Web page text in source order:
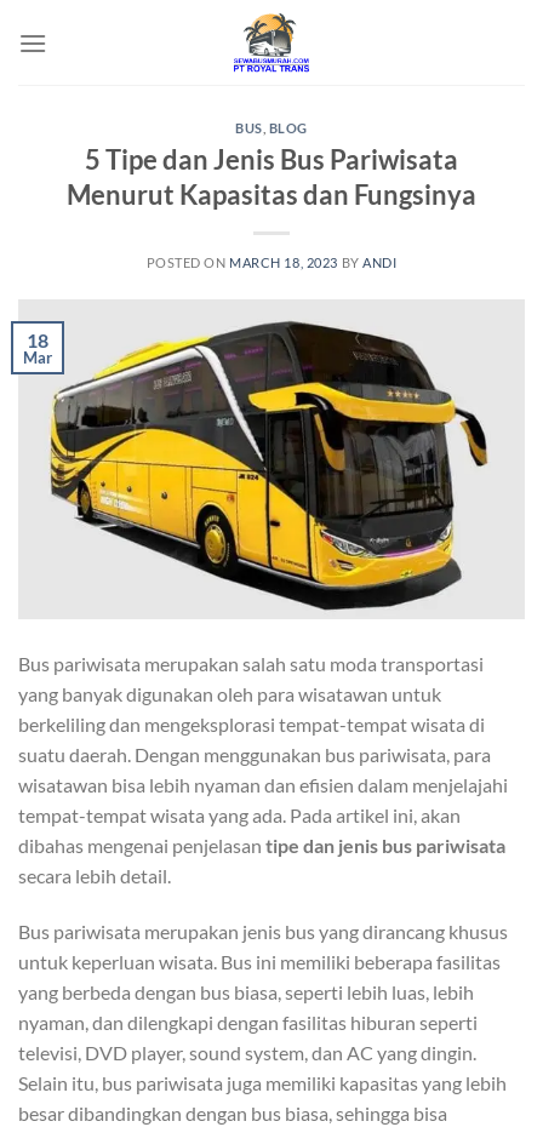
BUS BLOG
5 Tipe dan Jenis Bus Pariwisata
Menurut Kapasitas dan Fungsinya
POSTED ON MARCH 18, 2023 BY ANDI
18
Mar
Bus pariwisata merupakan salah satu moda transportasi
yang banyak digunakan oleh para wisatawan untuk
berkeliling dan mengeksplorasi tempat-tempat wisata di
suatu daerah. Dengan menggunakan bus pariwisata, para
wisatawan bisa lebih nyaman dan efisien dalam menjelajahi
tempat-tempat wisata yang ada. Pada artikel ini, akan
dibahas mengenai penjelasan tipe dan jenis bus pariwisata
secara lebih detail.
Bus pariwisata merupakan jenis bus yang dirancang khusus
untuk keperluan wisata. Bus ini memiliki beberapa fasilitas
yang berbeda dengan bus biasa, seperti lebih luas, lebih
nyaman, dan dilengkapi dengan fasilitas hiburan seperti
televisi, DVD player, sound system, dan AC yang dingin.
Selain itu, bus pariwisata juga memiliki kapasitas yang lebih
besar dibandingkan dengan bus biasa, sehingga bisa